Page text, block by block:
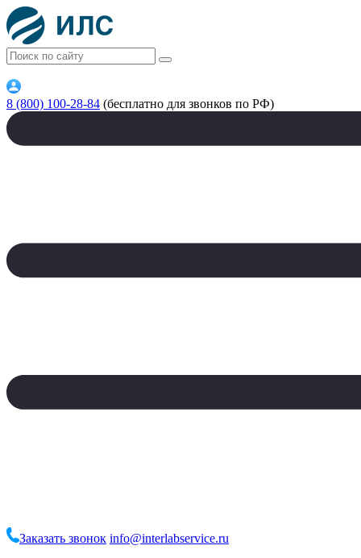
8 (800) 100-28-84 (бесплатно для звонков по РФ)
Заказать звонок info@interlabservice.ru